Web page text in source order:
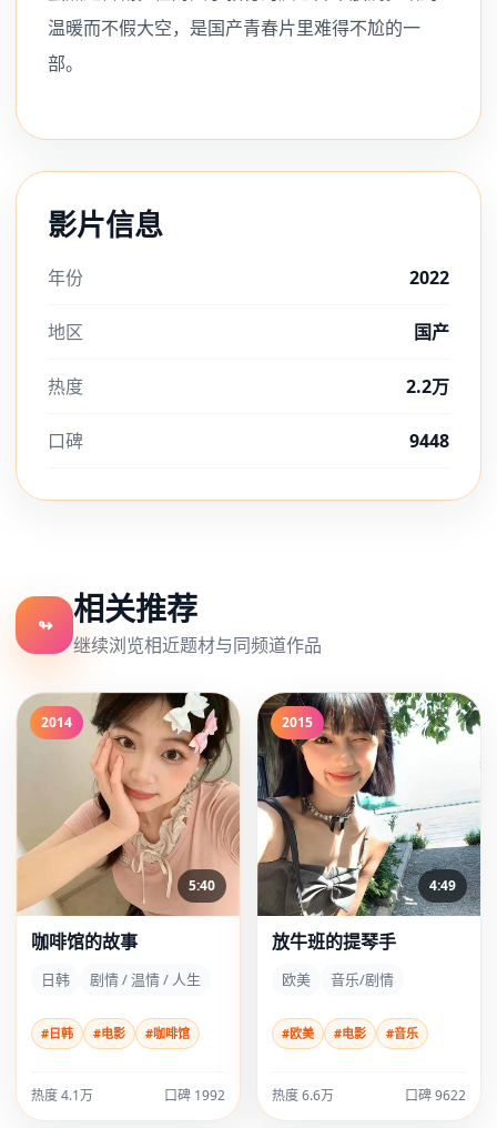
温暖而不假大空，是国产青春片里难得不尬的一
部。
影片信息
年份 2022
地区 国产
热度 2.2万
口碑 9448
↬ 相关推荐
继续浏览相近题材与同频道作品
2014
5:40
咖啡馆的故事
日韩 剧情 / 温情 / 人生
#日韩 #电影 #咖啡馆
热度 4.1万 口碑 1992
2015
4:49
放牛班的提琴手
欧美 音乐/剧情
#欧美 #电影 #音乐
热度 6.6万 口碑 9622